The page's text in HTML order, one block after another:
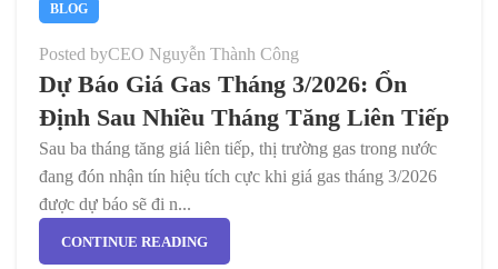
BLOG
Posted byCEO Nguyễn Thành Công
Dự Báo Giá Gas Tháng 3/2026: Ổn
Định Sau Nhiều Tháng Tăng Liên Tiếp
Sau ba tháng tăng giá liên tiếp, thị trường gas trong nước
đang đón nhận tín hiệu tích cực khi giá gas tháng 3/2026
được dự báo sẽ đi n...
CONTINUE READING